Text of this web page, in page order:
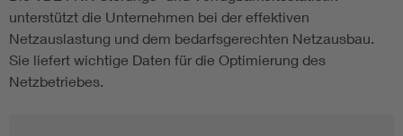
unterstützt die Unternehmen bei der effektiven
Netzauslastung und dem bedarfsgerechten Netzausbau.
Sie liefert wichtige Daten für die Optimierung des
Netzbetriebes.